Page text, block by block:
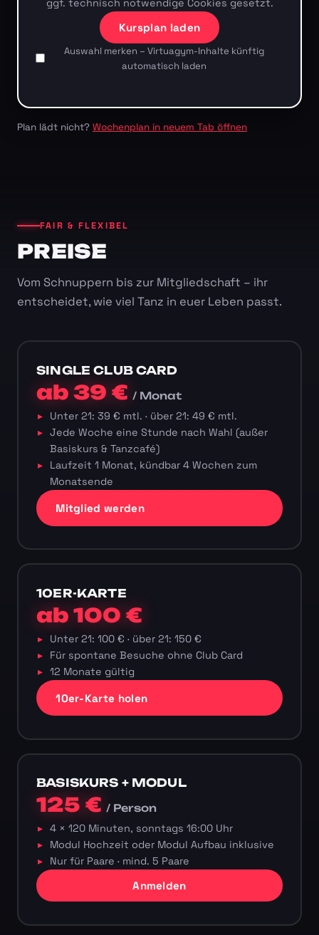
ggf. technisch notwendige Cookies gesetzt.
Kursplan laden
Auswahl merken – Virtuagym-Inhalte künftig
automatisch laden
Plan lädt nicht? Wochenplan in neuem Tab öffnen
FAIR & FLEXIBEL
PREISE
Vom Schnuppern bis zur Mitgliedschaft – ihr
entscheidet, wie viel Tanz in euer Leben passt.
SINGLE CLUB CARD
ab 39 €/ Monat
Unter 21: 39 € mtl. · über 21: 49 € mtl.
Jede Woche eine Stunde nach Wahl (außer
Basiskurs & Tanzcafé)
Laufzeit 1 Monat, kündbar 4 Wochen zum
Monatsende
Mitglied werden
10ER-KARTE
ab 100 €
Unter 21: 100 € · über 21: 150 €
Für spontane Besuche ohne Club Card
12 Monate gültig
10er-Karte holen
BASISKURS + MODUL
125 €/ Person
4 × 120 Minuten, sonntags 16:00 Uhr
Modul Hochzeit oder Modul Aufbau inklusive
Nur für Paare · mind. 5 Paare
Anmelden